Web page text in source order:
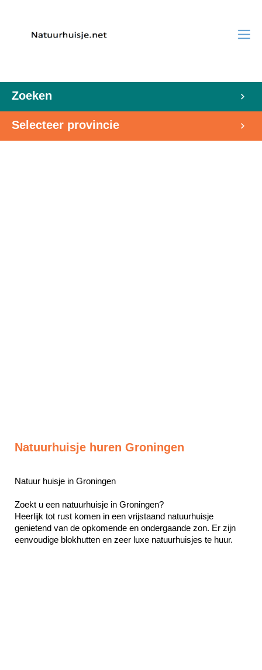
Zoeken
Selecteer provincie
Natuurhuisje huren Groningen
Natuur huisje in Groningen
Zoekt u een natuurhuisje in Groningen?
Heerlijk tot rust komen in een vrijstaand natuurhuisje
genietend van de opkomende en ondergaande zon. Er zijn
eenvoudige blokhutten en zeer luxe natuurhuisjes te huur.